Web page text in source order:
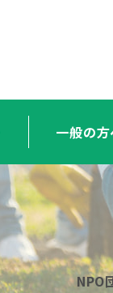
一般の
NPO